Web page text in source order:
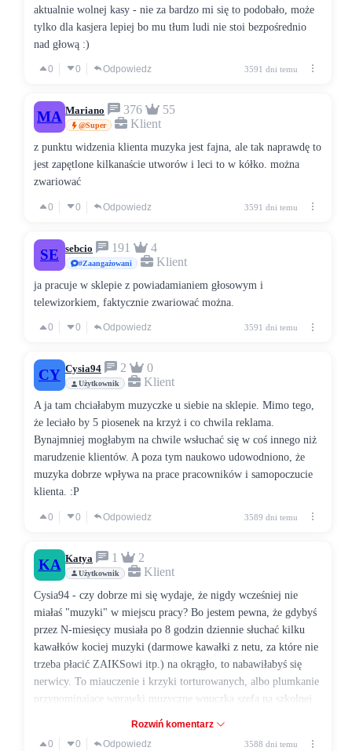
aktualnie wolnej kasy - nie za bardzo mi się to podobało, może
tylko dla kasjera lepiej bo mu tłum ludi nie stoi bezpośrednio
nad głową :)
0 0 Odpowiedz 3591 dni temu
MA Mariano 376 55
@Super Klient
z punktu widzenia klienta muzyka jest fajna, ale tak naprawdę to
jest zapętlone kilkanaście utworów i leci to w kółko. można
zwariować
0 0 Odpowiedz 3591 dni temu
SE sebcio 191 4
#Zaangażowani Klient
ja pracuje w sklepie z powiadamianiem głosowym i
telewizorkiem, faktycznie zwariować można.
0 0 Odpowiedz 3591 dni temu
CY Cysia94 2 0
Użytkownik Klient
A ja tam chciałabym muzyczke u siebie na sklepie. Mimo tego,
że leciało by 5 piosenek na krzyż i co chwila reklama.
Bynajmniej mogłabym na chwile wsłuchać się w coś innego niż
marudzenie klientów. A poza tym naukowo udowodniono, że
muzyka dobrze wpływa na prace pracowników i samopoczucie
klienta. :P
0 0 Odpowiedz 3589 dni temu
KA Katya 1 2
Użytkownik Klient
Cysia94 - czy dobrze mi się wydaje, że nigdy wcześniej nie
miałaś "muzyki" w miejscu pracy? Bo jestem pewna, że gdybyś
przez N-miesięcy musiała po 8 godzin dziennie słuchać kilku
kawałków kociej muzyki (darmowe kawałki z netu, za które nie
trzeba płacić ZAIKSowi itp.) na okrągło, to nabawiłabyś się
nerwicy. To miauczenie i krzyki torturowanych, albo plumkanie
przypominające wprawki muzyczne wnuczka szefa na szkolnej
akademii, do którego zazwyczaj się te podkłady muzyczne
Rozwiń komentarz
0
0 Odpowiedz 3588 dni temu